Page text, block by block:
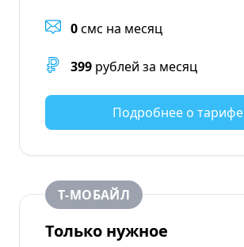
0смс на месяц
399 рублей за месяц
Подробнее о тарифе
Т‑МОБАЙЛ
Только нужное